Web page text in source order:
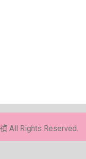
All Rights Reserved.